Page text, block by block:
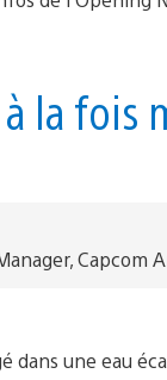
la
Capcom
une eau